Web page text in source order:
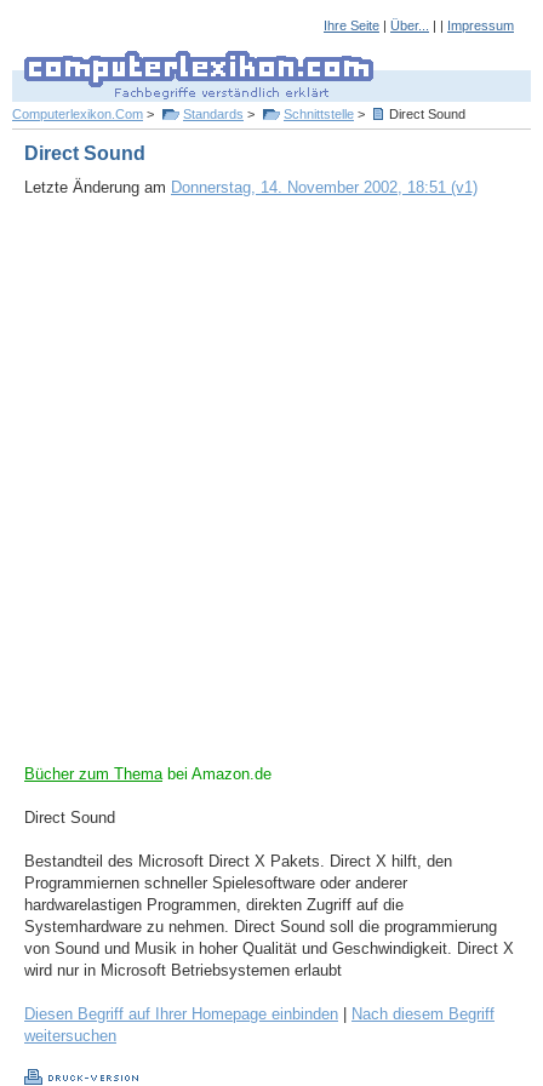
Ihre Seite | Über... | | Impressum
Computerlexikon.Com > Standards > Schnittstelle > Direct Sound
Direct Sound
Letzte Änderung am Donnerstag, 14. November 2002, 18:51 (v1)
Bücher zum Themabei Amazon.de
Direct Sound
Bestandteil des Microsoft Direct X Pakets. Direct X hilft, den
Programmiernen schneller Spielesoftware oder anderer
hardwarelastigen Programmen, direkten Zugriff auf die
Systemhardware zu nehmen. Direct Sound soll die programmierung
von Sound und Musik in hoher Qualität und Geschwindigkeit. Direct X
wird nur in Microsoft Betriebsystemen erlaubt
Diesen Begriff auf Ihrer Homepage einbinden
Nach diesem Begriff
weitersuchen